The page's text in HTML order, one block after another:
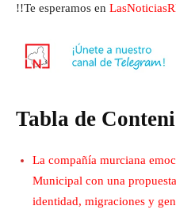
!!Te esperamos en
Tabla de
La compañía murciana
Municipal con una
identidad, migraciones y